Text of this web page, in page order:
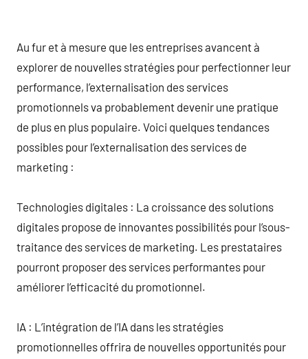
Au fur et à mesure que les entreprises avancent à
explorer de nouvelles stratégies pour perfectionner leur
performance, l’externalisation des services
promotionnels va probablement devenir une pratique
de plus en plus populaire. Voici quelques tendances
possibles pour l’externalisation des services de
marketing :
Technologies digitales : La croissance des solutions
digitales propose de innovantes possibilités pour l’sous-
traitance des services de marketing. Les prestataires
pourront proposer des services performantes pour
améliorer l’efficacité du promotionnel.
IA : L’intégration de l’IA dans les stratégies
promotionnelles offrira de nouvelles opportunités pour